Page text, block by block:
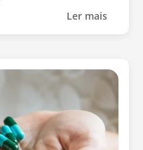
Ler mais